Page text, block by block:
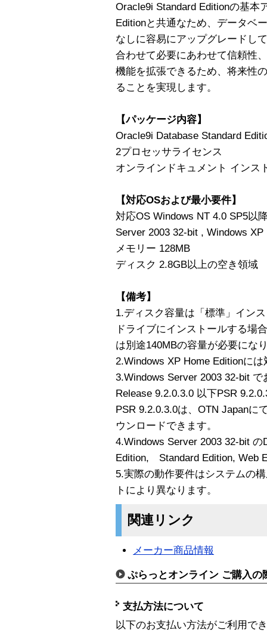
Oracle9i Standard Editionの基本
Editionと共通なため、データベ
なしに容易にアップグレードし
合わせて必要にあわせて信頼性
機能を拡張できるため、将来性
ることを実現します。
【パッケージ内容】
Oracle9i Database Standard
2プロセッサライセンス
オンラインドキュメント インス
【対応OSおよび最小要件】
対応OS Windows NT 4.0 SP5以
Server 2003 32-bit , Windows
メモリー 128MB
ディスク 2.8GB以上の空き領域
【備考】
1.ディスク容量は「標準」イン
ドライブにインストールする場
は別途140MBの容量が必要にな
2.Windows XP Home Editionに
3.Windows Server 2003 32-bit
Release 9.2.0.3.0 以下PSR
PSR 9.2.0.3.0は、OTN Japanに
ウンロードできます。
4.Windows Server 2003 32-bit
Edition, Standard Edition, Web
5.実際の動作要件はシステムの
トにより異なります。
関連リンク
メーカー商品情報
ぷらっとオンライン ご購入の
支払方法について
以下のお支払い方法がご利用で